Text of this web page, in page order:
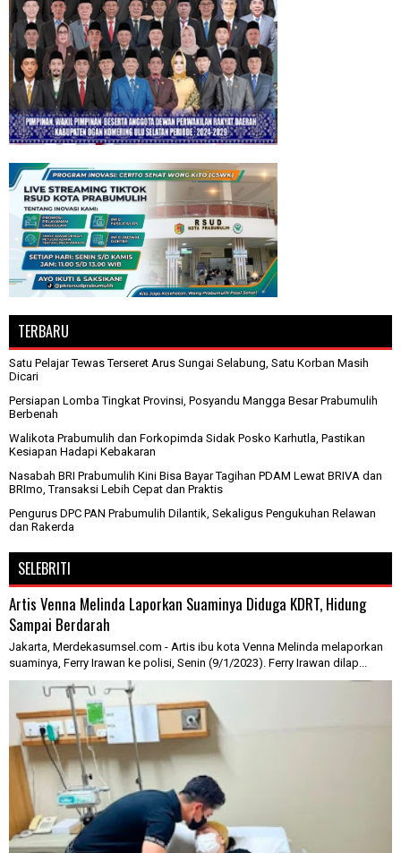
TERBARU
Satu Pelajar Tewas Terseret Arus Sungai Selabung, Satu Korban Masih
Dicari
Persiapan Lomba Tingkat Provinsi, Posyandu Mangga Besar Prabumulih
Berbenah
Walikota Prabumulih dan Forkopimda Sidak Posko Karhutla, Pastikan
Kesiapan Hadapi Kebakaran
Nasabah BRI Prabumulih Kini Bisa Bayar Tagihan PDAM Lewat BRIVA dan
BRImo, Transaksi Lebih Cepat dan Praktis
Pengurus DPC PAN Prabumulih Dilantik, Sekaligus Pengukuhan Relawan
dan Rakerda
SELEBRITI
Artis Venna Melinda Laporkan Suaminya Diduga KDRT, Hidung
Sampai Berdarah
Jakarta, Merdekasumsel.com - Artis ibu kota Venna Melinda melaporkan
suaminya, Ferry Irawan ke polisi, Senin (9/1/2023). Ferry Irawan dilap...